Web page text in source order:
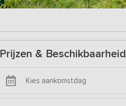
Prijzen & Beschikbaarheid